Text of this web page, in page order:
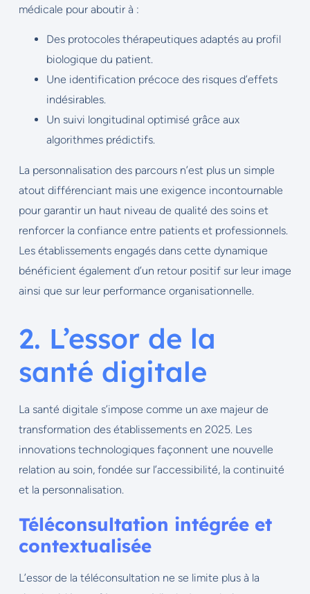
médicale pour aboutir à :
Des protocoles thérapeutiques adaptés au profil
biologique du patient.
Une identification précoce des risques d’effets
indésirables.
Un suivi longitudinal optimisé grâce aux
algorithmes prédictifs.
La personnalisation des parcours n’est plus un simple
atout différenciant mais une exigence incontournable
pour garantir un haut niveau de qualité des soins et
renforcer la confiance entre patients et professionnels.
Les établissements engagés dans cette dynamique
bénéficient également d’un retour positif sur leur image
ainsi que sur leur performance organisationnelle.
2. L’essor de la
santé digitale
La santé digitale s’impose comme un axe majeur de
transformation des établissements en 2025. Les
innovations technologiques façonnent une nouvelle
relation au soin, fondée sur l’accessibilité, la continuité
et la personnalisation.
Téléconsultation intégrée et
contextualisée
L’essor de la téléconsultation ne se limite plus à la